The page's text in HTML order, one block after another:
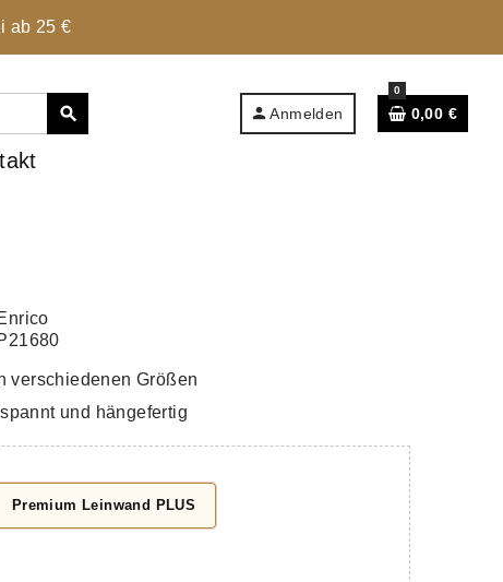
ab 25 €
search person Anmelden
0
0,00 €
verschiedenen Größen
und hängefertig
Premium Leinwand PLUS